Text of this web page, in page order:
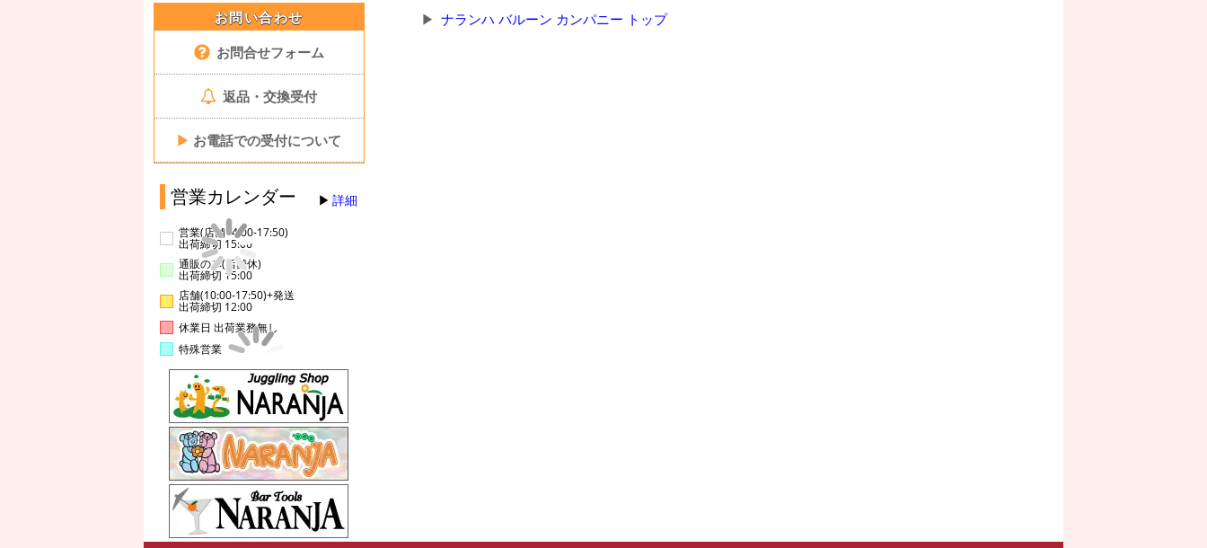
お問い合わせ
お問合せフォーム
返品・交換受付
▶ お電話での受付について
営業カレンダー 詳細
営業(店舗14:00-17:50)
出荷締切 15:00
通販のみ(店舗休)
出荷締切 15:00
店舗(10:00-17:50)+発送
出荷締切 12:00
休業日 出荷業務無し
特殊営業
ナランハ バルーン カンパニー トップ